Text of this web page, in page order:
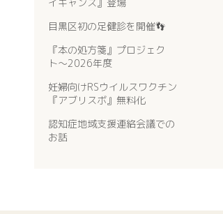
目黒区初の足健診を開催👣
『本の処方箋』プロジェク
ト〜2026年度
妊婦向けRSウイルスワクチン
『アブリスボ』無料化
認知症地域支援連絡会議での
お話